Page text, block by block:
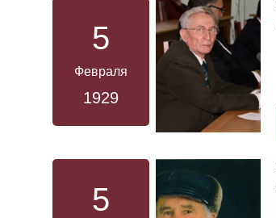
5
Февраля
1929
5